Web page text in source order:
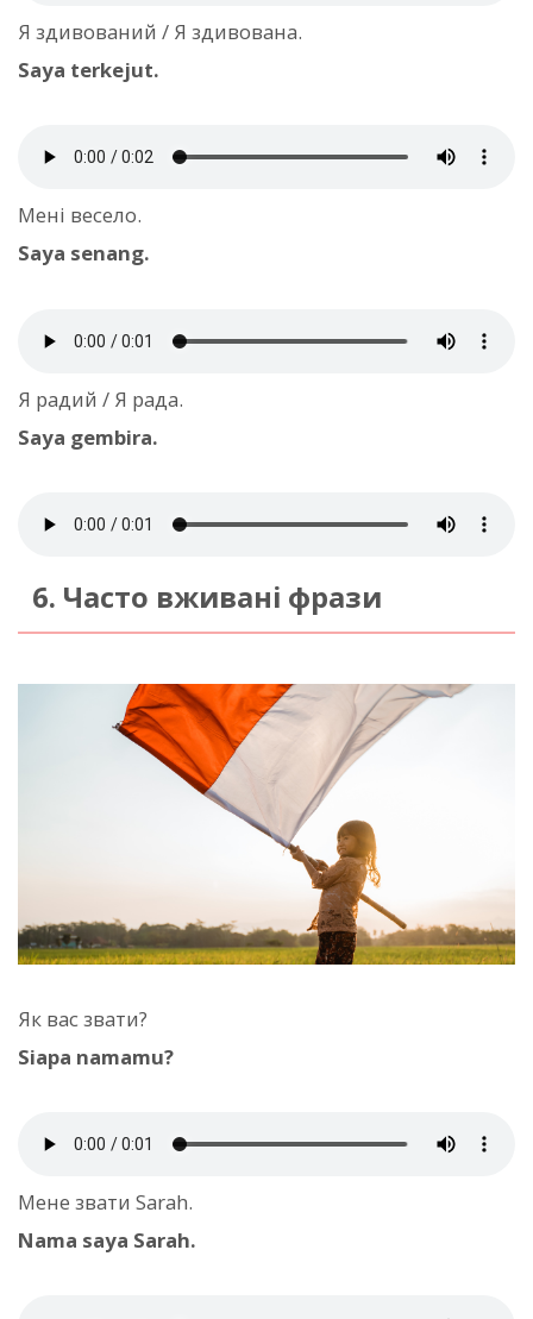
Я здивований / Я здивована.
Saya terkejut.
Мені весело.
Saya senang.
Я радий / Я рада.
Saya gembira.
6. Часто вживані фрази
Як вас звати?
Siapa namamu?
Мене звати Sarah.
Nama saya Sarah.